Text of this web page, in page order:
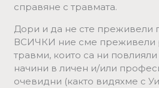
справяне с травмата.
Дори и да не сте преживели
ВСИЧКИ ние сме преживели
травми, които са ни
начини в личен и/или
очевидни (както видяхме с